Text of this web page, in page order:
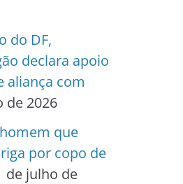
do DF,
declara apoio
aliança com
de 2026
que
por copo de
de julho de